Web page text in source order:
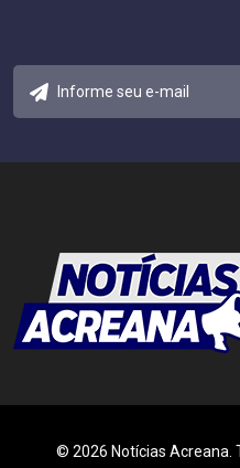
© 2026 Notícias Acreana.